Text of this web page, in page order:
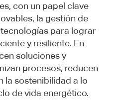
con un papel clave
la gestión de
tecnologías para lograr
y resiliente. En
soluciones y
procesos, reducen
la sostenibilidad a lo
de vida energético.